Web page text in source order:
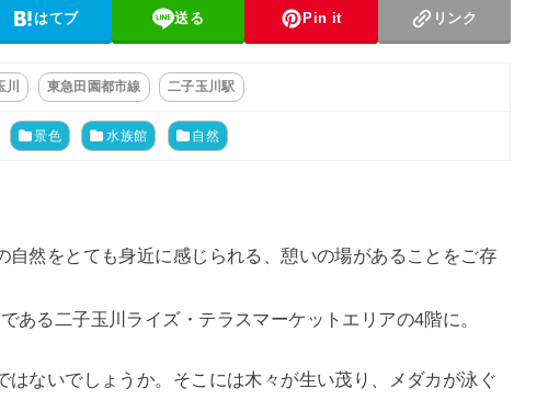
はてブ 送る Pin it リンク
川 東急田園都市線 二子玉川駅
景色 水族館 自然
自然をとても身近に感じられる、憩いの場があることをご存
ある二子玉川ライズ・テラスマーケットエリアの4階に。
はないでしょうか。そこには木々が生い茂り、メダカが泳ぐ